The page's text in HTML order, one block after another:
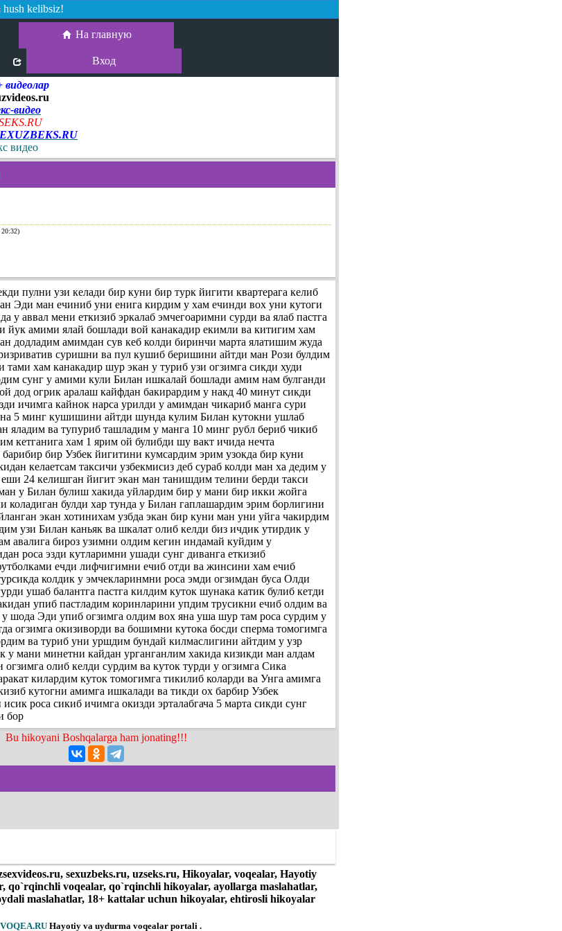
kelibsiz!
На главную
Вход
видеолар
видео
видео
пулни узи келади бир куни бир турк йигити квартерага келиб
Эди ман ечиниб уни енига кирдим у хам ечинди вох уни кутоги
у аввал мени еткизиб эркалаб эмчегоаримни сурди ва ялаб пастга
йук амими ялай бошлади вой канакадир екимли ва китигим хам
додладим амимдан сув кеб колди биринчи марта ялатишим жуда
суришни ва пул кушиб беришини айтди ман Рози булдим
тами хам канакадир шур экан у туриб узи огзимга сикди худи
сунг у амими кули Билан ишкалай бошлади амим нам булганди
дод огрик аралаш кайфдан бакирардим у накд 40 минут сикди
ичимга кайнок нарса урилди у амимдан чикариб манга сури
5 минг кушишини айтди шунда кулим Билан кутокни ушлаб
яладим ва тупуриб ташладим у манга 10 минг рубл бериб чикиб
кетганига хам 1 ярим ой булибди шу вакт ичида нечта
бир Узбек йигитини кумсардим эрим узокда бир куни
келаетсам таксичи узбекмисиз деб сураб колди ман ха дедим у
24 келишган йигит экан ман танишдим телини берди такси
ман у Билан булиш хакида уйлардим бир у мани бир икки жойга
коладиган булди хар тунда у Билан гаплашардим эрим борлигини
экан хотинихам узбда экан бир куни ман уни уйга чакирдим
узи Билан каньяк ва шкалат олиб келди биз ичдик утирдик у
авалига бироз узимни олдим кегин индамай куйдим у
роса эзди кутларимни ушади сунг диванга еткизиб
ечди лифчигимни ечиб отди ва жинсини хам ечиб
колдик у эмчекларинмни роса эмди огзимдан буса Олди
ушаб балантга пастга килдим куток шунака катик булиб кетди
упиб пастладим коринларини упдим трусикни ечиб олдим ва
шода Эди упиб огзимга олдим вох яна уша шур там роса сурдим у
огзимга окизиворди ва бошимни кутока босди сперма томогимга
ва туриб уни уршдим бундай килмаслигини айтдим у узр
у мани минетни кайдан урганганлим хакида кизикди ман алдам
олиб келди сурдим ва куток турди у огзимга Сика
килардим куток томогимга тикилиб коларди ва Унга амимга
кутогни амимга ишкалади ва тикди ох барбир Узбек
роса сикиб ичимга окизди эрталабгача 5 марта сикди сунг
бор
Bu hikoyani Boshqalarga ham jonating!!!
sexuzbeks.ru, uzseks.ru, Hikoyalar, voqealar, Hayotiy
qo`rqinchli voqealar, qo`rqinchli hikoyalar, ayollarga maslahatlar,
maslahatlar, 18+ kattalar uchun hikoyalar, ehtirosli hikoyalar
VOQEA.RU Hayotiy va uydurma voqealar portali .